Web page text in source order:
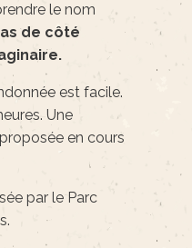
le nom
de côté
est facile.
Une
en cours
par le Parc